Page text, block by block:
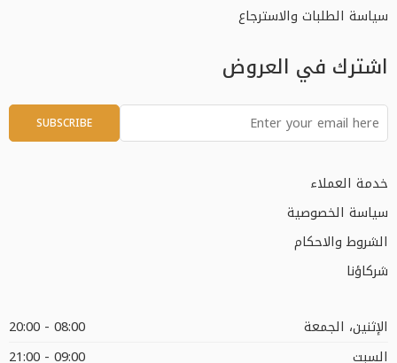
سياسة الطلبات والاسترجاع
اشترك في العروض
خدمة العملاء
سياسة الخصوصية
الشروط والاحكام
شركاؤنا
الإثنين، الجمعة
08:00 - 20:00
السبت
09:00 - 21:00